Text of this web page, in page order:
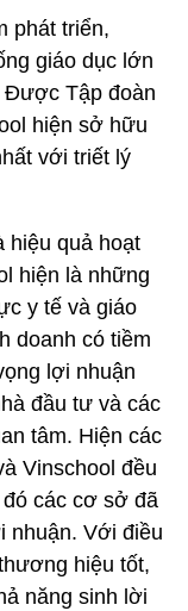
phát triển,
giáo dục lớn
Được Tập đoàn
hiện sở hữu
với triết lý
hiệu quả hoạt
hiện là những
y tế và giáo
doanh có tiềm
lợi nhuận
đầu tư và các
tâm. Hiện các
Vinschool đều
các cơ sở đã
nhuận. Với điều
hiệu tốt,
năng sinh lời